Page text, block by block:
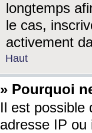
longtemps
le cas,
activement
Haut
» Pourquoi
Il est possible
adresse IP ou